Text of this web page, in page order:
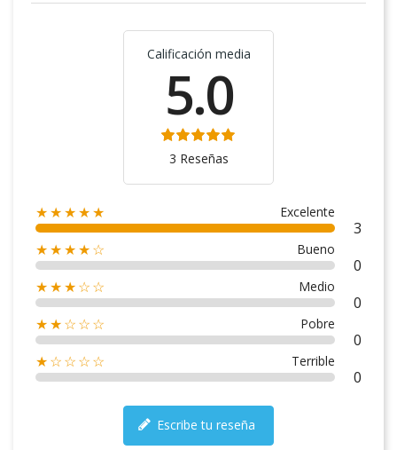
Calificación media
5.0
3 Reseñas
★★★★★ Excelente
3
★★★★☆ Bueno
0
★★★☆☆ Medio
0
★★☆☆☆ Pobre
0
★☆☆☆☆ Terrible
0
Escribe tu reseña